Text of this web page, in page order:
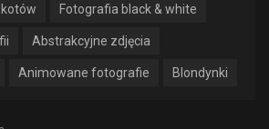
Fotografia black & white
Abstrakcyjne zdjęcia
Animowane fotografie Blondynki